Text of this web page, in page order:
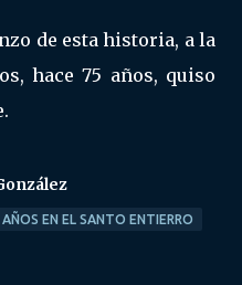
de esta historia, a la
hace 75 años, quiso
EN EL SANTO ENTIERRO